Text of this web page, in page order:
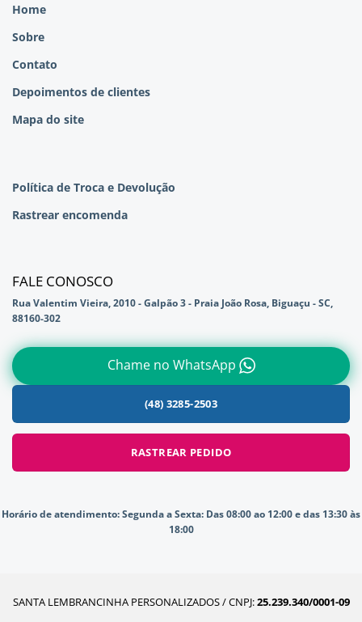
Home
Sobre
Contato
Depoimentos de clientes
Mapa do site
Política de Troca e Devolução
Rastrear encomenda
FALE CONOSCO
Rua Valentim Vieira, 2010 - Galpão 3 - Praia João Rosa, Biguaçu - SC,
88160-302
Chame no WhatsApp
(48) 3285-2503
RASTREAR PEDIDO
Horário de atendimento:Segunda a Sexta: Das 08:00 ao 12:00 e das 13:30 às
18:00
SANTA LEMBRANCINHA PERSONALIZADOS / CNPJ:25.239.340/0001-09